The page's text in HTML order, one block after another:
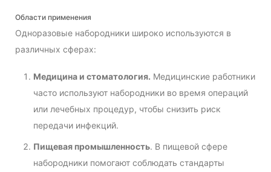
Области применения
Одноразовые набородники широко используются в
различных сферах:
Медицина и стоматология. Медицинские работники
часто используют набородники во время операций
или лечебных процедур, чтобы снизить риск
передачи инфекций.
Пищевая промышленность. В пищевой сфере
набородники помогают соблюдать стандарты